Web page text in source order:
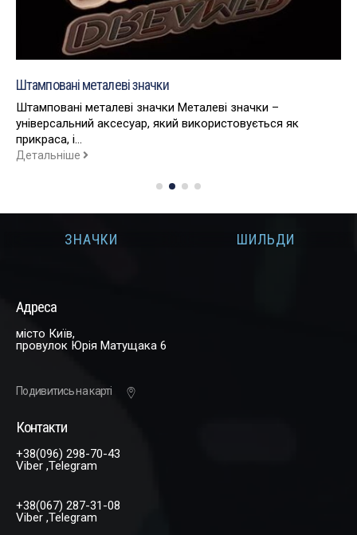
Штамповані металеві значки
Штамповані металеві значки Металеві значки –
універсальний аксесуар, який використовується як
прикраса, і...
Детальніше
ЗНАЧКИ ШИЛЬДИ
Адреса
місто Київ,
провулок Юрія Матущака 6
Подивитись на карті
Контакти
+38(096) 298-70-43
Viber ,Telegram
+38(067) 287-31-08
Viber ,Telegram